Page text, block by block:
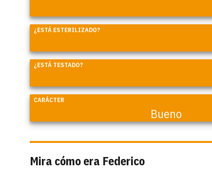
¿ESTÁ ESTERILIZADO?
¿ESTÁ TESTADO?
CARÁCTER
Bueno
Mira cómo era Federico